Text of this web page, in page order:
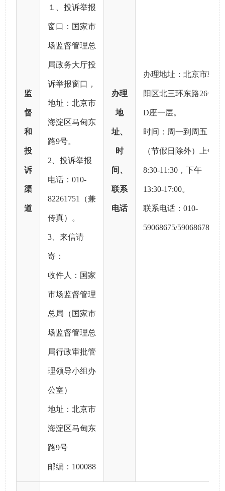
监
督
和
投
诉
渠
道
１、投诉举报
窗口：国家市
场监督管理总
局政务大厅投
诉举报窗口，
地址：北京市
海淀区马甸东
路9号。
2、投诉举报
电话：010-
82261751（兼
传真）。
3、来信请
寄：
收件人：国家
市场监督管理
总局（国家市
场监督管理总
局行政审批管
理领导小组办
公室）
地址：北京市
海淀区马甸东
路9号
邮编：100088
办理
地
址、
时
间、
联系
电话
办理地址：北京市朝
阳区北三环东路26号
D座一层。
时间：周一到周五
（节假日除外）上午
8:30-11:30，下午
13:30-17:00。
联系电话：010-
59068675/59068678。